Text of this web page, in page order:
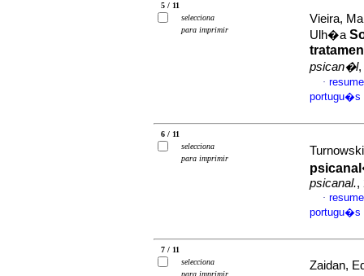
5 / 11
selecciona
para imprimir
Vieira,
Ulh�a
psican�l,
·
portugu�s
6 / 11
selecciona
para imprimir
psicanal.,
·
portugu�s
7 / 11
selecciona
para imprimir
Zaidan,